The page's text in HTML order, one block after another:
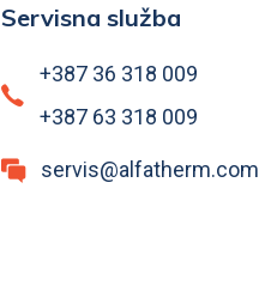
Servisna služba
+387 36 318 009
+387 63 318 009
servis@alfatherm.com